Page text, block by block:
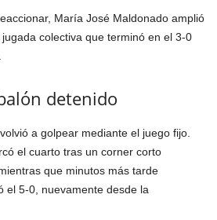
María José Maldonado amplió
colectiva que terminó en el 3-0
detenido
a golpear mediante el juego fijo.
el cuarto tras un corner corto
que minutos más tarde
el 5-0, nuevamente desde la